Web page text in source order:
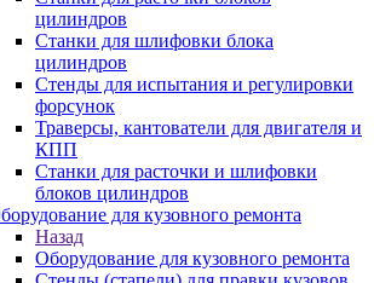
цилиндров
Станки для шлифовки блока
цилиндров
Стенды для испытания и регулировки
форсунок
Траверсы, кантователи для двигателя и
КПП
Станки для расточки и шлифовки
блоков цилиндров
для кузовного ремонта
Назад
Оборудование для кузовного ремонта